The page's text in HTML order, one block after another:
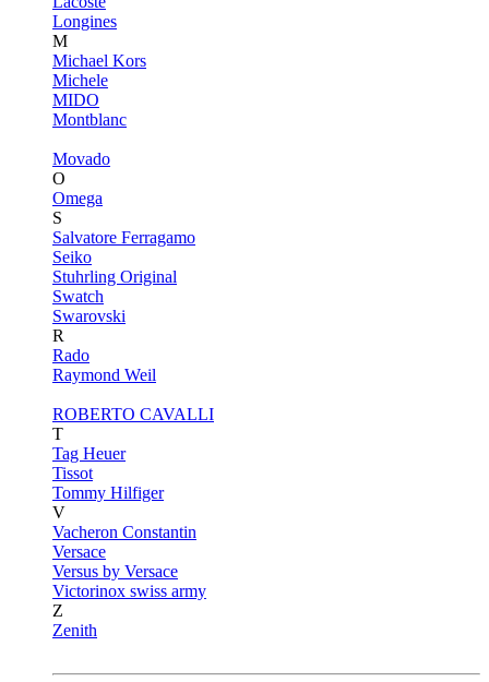
Longines
M
Michael Kors
Michele
MIDO
Montblanc
Movado
O
Omega
S
Salvatore Ferragamo
Seiko
Stuhrling Original
Swatch
Swarovski
R
Rado
Raymond Weil
ROBERTO CAVALLI
T
Tag Heuer
Tissot
Tommy Hilfiger
V
Vacheron Constantin
Versace
Versus by Versace
Victorinox swiss army
Z
Zenith